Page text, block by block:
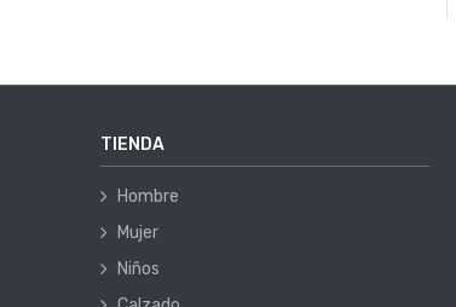
TIENDA
Hombre
Mujer
Niños